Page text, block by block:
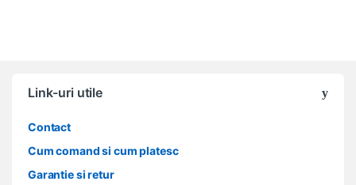
Link-uri utile
Contact
Cum comand si cum platesc
Garantie si retur